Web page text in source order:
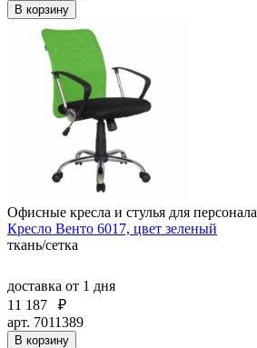
В корзину
Офисные кресла и стулья для персонала
Кресло Венто 6017, цвет зеленый
ткань/сетка
доставка от 1 дня
11 187
₽
арт. 7011389
В корзину